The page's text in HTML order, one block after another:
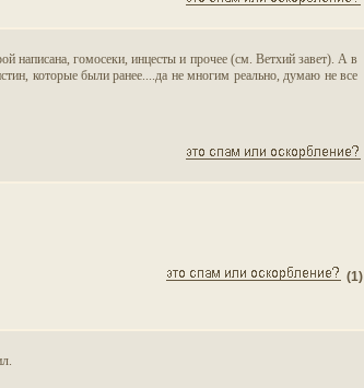
написана, гомосеки, инцесты и прочее (см. Ветхий завет). А в
которые были ранее....да не многим реально, думаю не все
(1)